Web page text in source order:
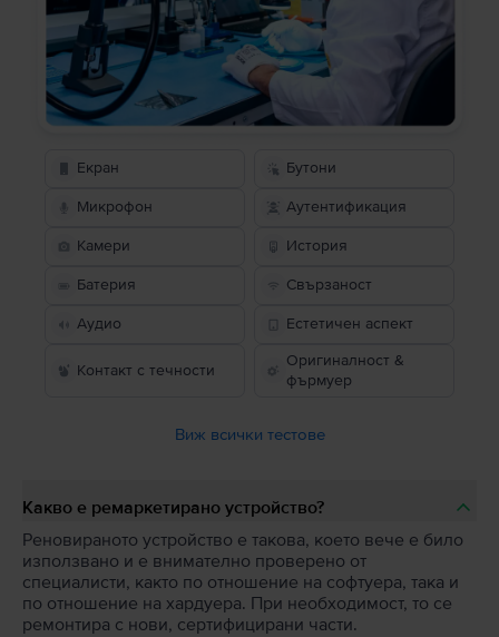
Екран Бутони
Микрофон Аутентификация
Камери История
Батерия Свързаност
Аудио Естетичен аспект
Контакт с течности
Оригиналност &
фърмуер
Виж всички тестове
Какво е ремаркетирано устройство?
Реновираното устройство е такова, което вече е било
използвано и е внимателно проверено от
специалисти, както по отношение на софтуера, така и
по отношение на хардуера. При необходимост, то се
ремонтира с нови, сертифицирани части.